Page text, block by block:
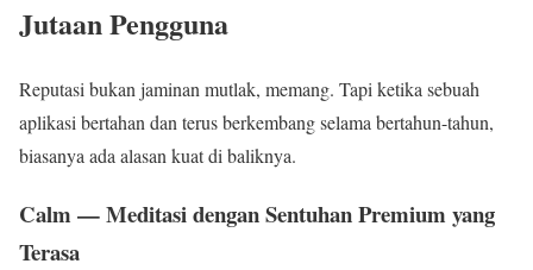
Jutaan Pengguna
Reputasi bukan jaminan mutlak, memang. Tapi ketika sebuah
aplikasi bertahan dan terus berkembang selama bertahun-tahun,
biasanya ada alasan kuat di baliknya.
Calm — Meditasi dengan Sentuhan Premium yang
Terasa